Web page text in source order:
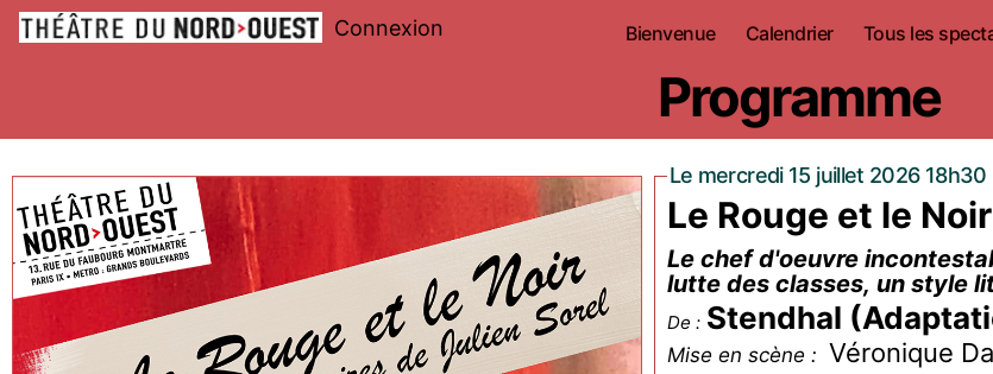
Connexion Bienvenue Calendrier Tous les
Programme
Le mercredi 15 juillet 2026
Le Rouge et le Noir
Le chef d'oeuvre
lutte des classes, un style
De : Stendhal
Mise en scène : Véronique